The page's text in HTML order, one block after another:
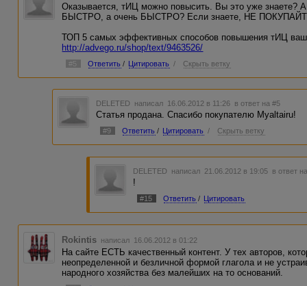
Оказывается, тИЦ можно повысить. Вы это уже знаете? А
БЫСТРО, а очень БЫСТРО? Если знаете, НЕ
ТОП 5 самых эффективных способов повышения тИЦ
http://advego.ru/shop/text/9463526/
#5 Ответить / Цитировать / Скрыть ветку
DELETED написал 16.06.2012 в 11:26 в ответ на #5
Статья продана. Спасибо покупателю Myaltairu!
#9 Ответить / Цитировать / Скрыть ветку
DELETED написал 21.06.2012 в 19:05 в ответ
!
#15 Ответить / Цитировать
Rokintis написал 16.06.2012 в 01:22
На сайте ЕСТЬ качественный контент. У тех авторов,
неопределенной и безличной формой глагола и не
народного хозяйства без малейших на то оснований.